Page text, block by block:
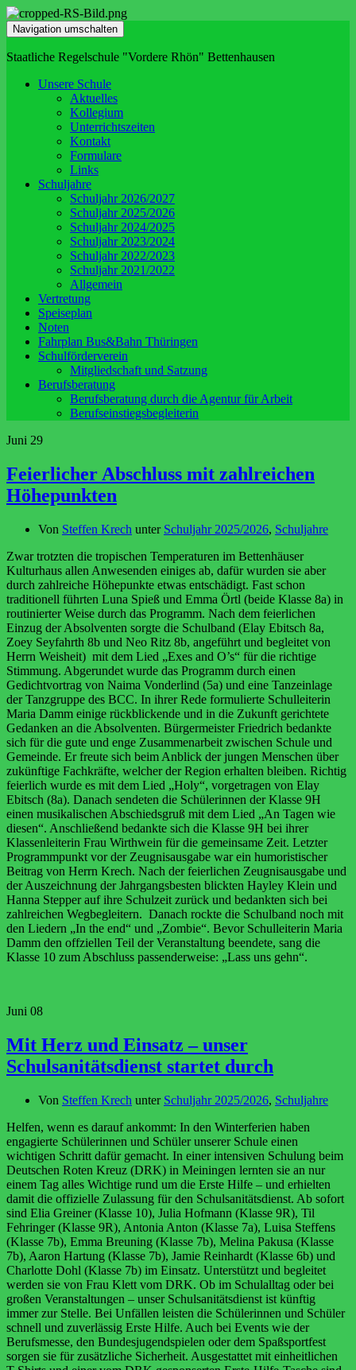
Navigation umschalten
Staatliche Regelschule "Vordere Rhön" Bettenhausen
Unsere Schule
Aktuelles
Kollegium
Unterrichtszeiten
Kontakt
Formulare
Links
Schuljahre
Schuljahr 2026/2027
Schuljahr 2025/2026
Schuljahr 2024/2025
Schuljahr 2023/2024
Schuljahr 2022/2023
Schuljahr 2021/2022
Allgemein
Vertretung
Speiseplan
Noten
Fahrplan Bus&Bahn Thüringen
Schulförderverein
Mitgliedschaft und Satzung
Berufsberatung
Berufsberatung durch die Agentur für Arbeit
Berufseinstiegsbegleiterin
Juni 29
Feierlicher Abschluss mit zahlreichen
Höhepunkten
Von Steffen Krech unter Schuljahr 2025/2026, Schuljahre
Zwar trotzten die tropischen Temperaturen im Bettenhäuser
Kulturhaus allen Anwesenden einiges ab, dafür wurden sie aber
durch zahlreiche Höhepunkte etwas entschädigt. Fast schon
traditionell führten Luna Spieß und Emma Örtl (beide Klasse 8a) in
routinierter Weise durch das Programm. Nach dem feierlichen
Einzug der Absolventen sorgte die Schulband (Elay Ebitsch 8a,
Zoey Seyfahrth 8b und Neo Ritz 8b, angeführt und begleitet von
Herrn Weisheit) mit dem Lied „Exes and O’s“ für die richtige
Stimmung. Abgerundet wurde das Programm durch einen
Gedichtvortrag von Naima Vonderlind (5a) und eine Tanzeinlage
der Tanzgruppe des BCC. In ihrer Rede formulierte Schulleiterin
Maria Damm einige rückblickende und in die Zukunft gerichtete
Gedanken an die Absolventen. Bürgermeister Friedrich bedankte
sich für die gute und enge Zusammenarbeit zwischen Schule und
Gemeinde. Er freute sich beim Anblick der jungen Menschen über
zukünftige Fachkräfte, welcher der Region erhalten bleiben. Richtig
feierlich wurde es mit dem Lied „Holy“, vorgetragen von Elay
Ebitsch (8a). Danach sendeten die Schülerinnen der Klasse 9H
einen musikalischen Abschiedsgruß mit dem Lied „An Tagen wie
diesen“. Anschließend bedankte sich die Klasse 9H bei ihrer
Klassenleiterin Frau Wirthwein für die gemeinsame Zeit. Letzter
Programmpunkt vor der Zeugnisausgabe war ein humoristischer
Beitrag von Herrn Krech. Nach der feierlichen Zeugnisausgabe und
der Auszeichnung der Jahrgangsbesten blickten Hayley Klein und
Hanna Stepper auf ihre Schulzeit zurück und bedankten sich bei
zahlreichen Wegbegleitern. Danach rockte die Schulband noch mit
den Liedern „In the end“ und „Zombie“. Bevor Schulleiterin Maria
Damm den offziellen Teil der Veranstaltung beendete, sang die
Klasse 10 zum Abschluss passenderweise: „Lass uns gehn“.
Juni 08
Mit Herz und Einsatz – unser
Schulsanitätsdienst startet durch
Von Steffen Krech unter Schuljahr 2025/2026, Schuljahre
Helfen, wenn es darauf ankommt: In den Winterferien haben
engagierte Schülerinnen und Schüler unserer Schule einen
wichtigen Schritt dafür gemacht. In einer intensiven Schulung beim
Deutschen Roten Kreuz (DRK) in Meiningen lernten sie an nur
einem Tag alles Wichtige rund um die Erste Hilfe – und erhielten
damit die offizielle Zulassung für den Schulsanitätsdienst. Ab sofort
sind Elia Greiner (Klasse 10), Julia Hofmann (Klasse 9R), Til
Fehringer (Klasse 9R), Antonia Anton (Klasse 7a), Luisa Steffens
(Klasse 7b), Emma Breuning (Klasse 7b), Melina Pakusa (Klasse
7b), Aaron Hartung (Klasse 7b), Jamie Reinhardt (Klasse 6b) und
Charlotte Dohl (Klasse 7b) im Einsatz. Unterstützt und begleitet
werden sie von Frau Klett vom DRK. Ob im Schulalltag oder bei
großen Veranstaltungen – unser Schulsanitätsdienst ist künftig
immer zur Stelle. Bei Unfällen leisten die Schülerinnen und Schüler
schnell und zuverlässig Erste Hilfe. Auch bei Events wie der
Berufsmesse, den Bundesjugendspielen oder dem Spaßsportfest
sorgen sie für zusätzliche Sicherheit. Ausgestattet mit einheitlichen